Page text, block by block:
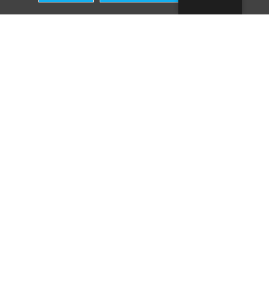
CMC 1 – Chlorek potasu (CAS 7447-40-7)
CMC 1 – Superfosfat wzbogacony (CAS 65996-95-4)